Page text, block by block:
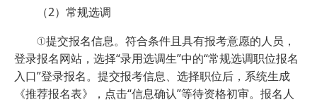
（2）常规选调
①提交报名信息。符合条件且具有报考意愿的人员，
登录报名网站，选择“录用选调生”中的“常规选调职位报名
入口”登录报名。提交报考信息、选择职位后，系统生成
《推荐报名表》，点击“信息确认”等待资格初审。报名人